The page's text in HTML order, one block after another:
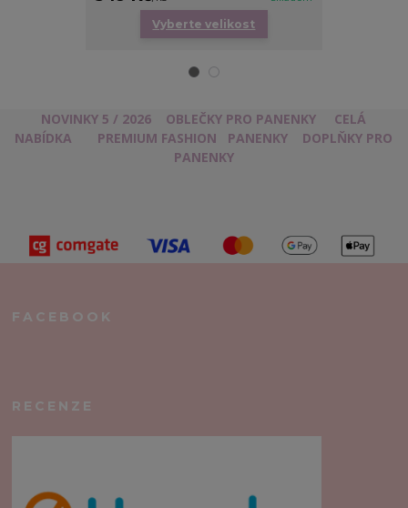
Vyberte velikost
NOVINKY 5 / 2026 OBLEČKY PRO PANENKY
CELÁ
NABÍDKA
PREMIUM FASHION PANENKY
DOPLŇKY PRO
PANENKY
FACEBOOK
RECENZE